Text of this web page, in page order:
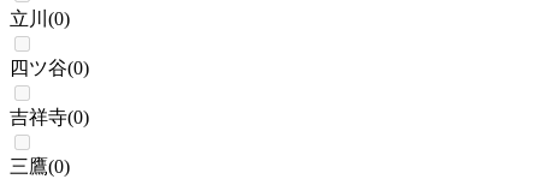
立川 (0)
四ツ谷(0)
吉祥寺(0)
三鷹(0)